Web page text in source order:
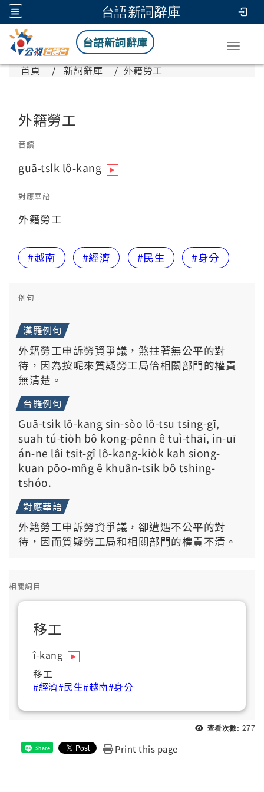
台語新詞辭庫
台語新詞辭庫
首頁 新詞辭庫 外籍勞工
外籍勞工
音讀
guā-tsi̍k lô-kang
對應華語
外籍勞工
#越南 #經濟 #民生 #身分
例句
漢羅例句
外籍勞工申訴勞資爭議，煞拄著無公平的對
待，因為按呢來質疑勞工局佮相關部門的權責
無清楚。
台羅例句
Guā-tsi̍k lô-kang sin-sòo lô-tsu tsing-gī,
suah tú-tio̍h bô kong-pênn ê tuì-thāi, in-uī
án-ne lâi tsit-gî lô-kang-kio̍k kah siong-
kuan pōo-mn̂g ê khuân-tsik bô tshing-
tshóo.
對應華語
外籍勞工申訴勞資爭議，卻遭遇不公平的對
待，因而質疑勞工局和相關部門的權責不清。
相關詞目
移工
î-kang
移工
#經濟#民生#越南#身分
查看次數: 277
Share Print this page